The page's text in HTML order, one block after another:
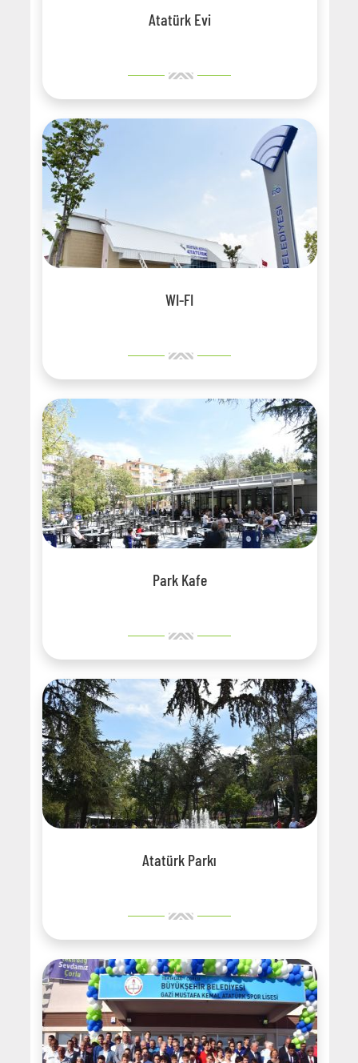
Atatürk Evi
WI-FI
Park Kafe
Atatürk Parkı